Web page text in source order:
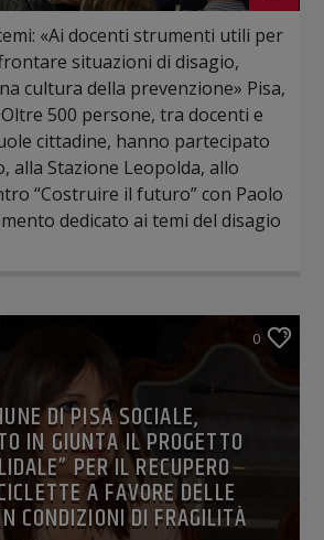
«Ai docenti strumenti utili per
situazioni di disagio,
cultura della prevenzione» Pisa,
500 persone, tra docenti e
cittadine, hanno partecipato
alla Stazione Leopolda, allo
“Costruire il futuro” con Paolo
dedicato ai temi del disagio
0
DI PISA SOCIALE,
IN GIUNTA IL PROGETTO
PER IL RECUPERO
A FAVORE DELLE
CONDIZIONI DI FRAGILITÀ